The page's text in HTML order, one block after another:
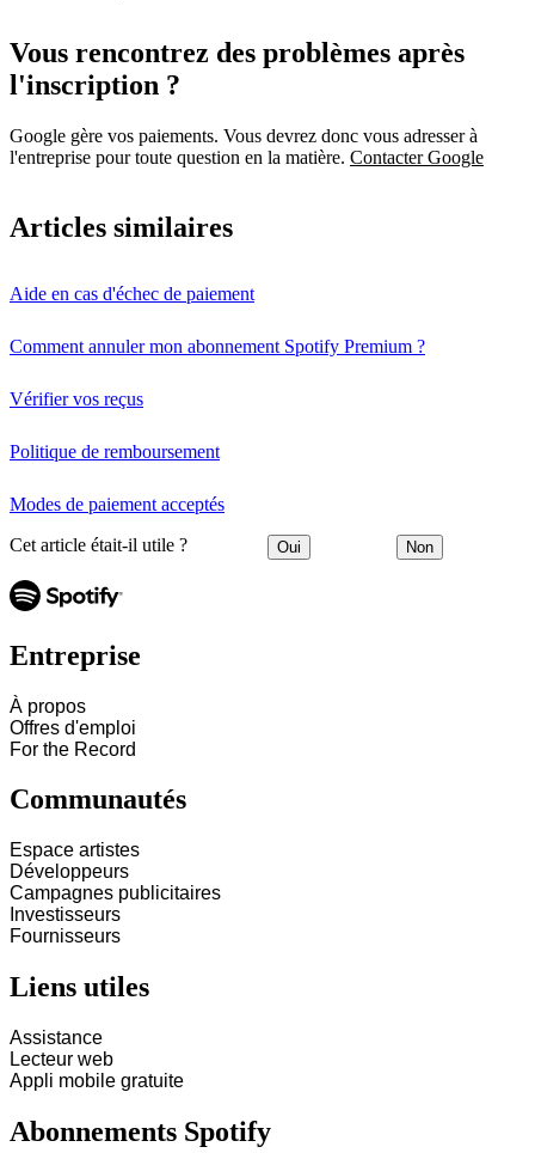
Vous rencontrez des problèmes après
l'inscription ?
Google gère vos paiements. Vous devrez donc vous adresser à
l'entreprise pour toute question en la matière. Contacter Google
Articles similaires
Aide en cas d'échec de paiement
Comment annuler mon abonnement Spotify Premium ?
Vérifier vos reçus
Politique de remboursement
Modes de paiement acceptés
Cet article était-il utile ? Oui Non
Entreprise
À propos
Offres d'emploi
For the Record
Communautés
Espace artistes
Développeurs
Campagnes publicitaires
Investisseurs
Fournisseurs
Liens utiles
Assistance
Lecteur web
Appli mobile gratuite
Abonnements Spotify